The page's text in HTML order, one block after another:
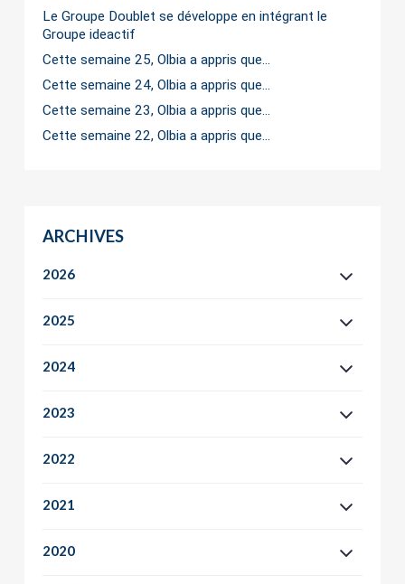
Le Groupe Doublet se développe en intégrant le
Groupe ideactif
Cette semaine 25, Olbia a appris que…
Cette semaine 24, Olbia a appris que…
Cette semaine 23, Olbia a appris que…
Cette semaine 22, Olbia a appris que…
ARCHIVES
2026
2025
2024
2023
2022
2021
2020